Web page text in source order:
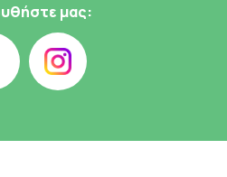
μας: